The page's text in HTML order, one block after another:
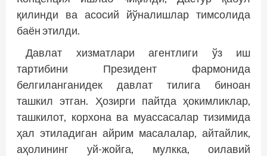
қилинди ва асосий йўналишлар тимсолида
баён этилди.
Давлат хизматлари агентлиги ўз иш
тартибини Президент фармонида
белгиланганидек давлат тилига биноан
ташкил этган. Ҳозирги пайтда ҳокимликлар,
ташкилот, корхона ва муассасалар тизимида
ҳал этиладиган айрим масалалар, айтайлик,
аҳолининг уй-жойга, мулкка, оилавий